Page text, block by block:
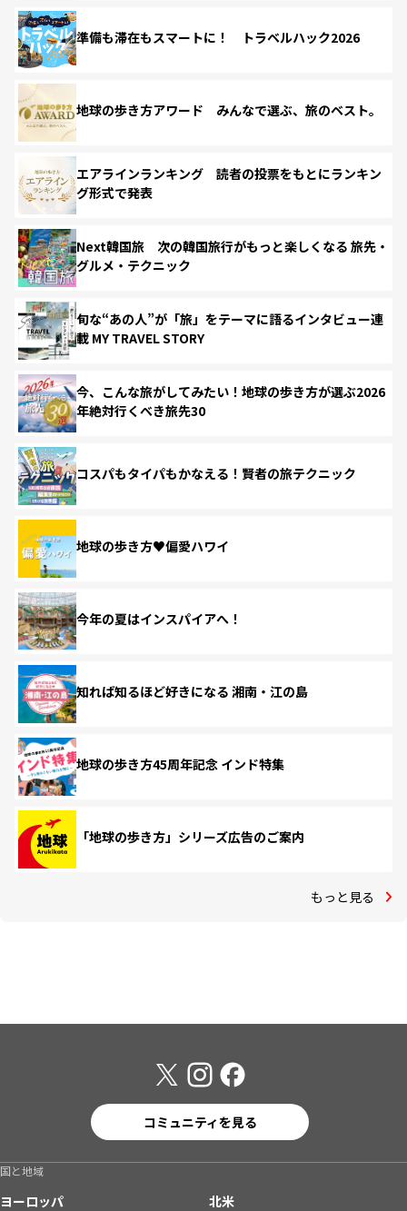
準備も滞在もスマートに！ トラベルハック2026
地球の歩き方アワード みんなで選ぶ、旅のベスト。
エアラインランキング 読者の投票をもとにランキン
グ形式で発表
Next韓国旅 次の韓国旅行がもっと楽しくなる 旅先・
グルメ・テクニック
旬な“あの人”が「旅」をテーマに語るインタビュー連
載 MY TRAVEL STORY
今、こんな旅がしてみたい！地球の歩き方が選ぶ2026
年絶対行くべき旅先30
コスパもタイパもかなえる！賢者の旅テクニック
地球の歩き方♥偏愛ハワイ
今年の夏はインスパイアへ！
知れば知るほど好きになる 湘南・江の島
地球の歩き方45周年記念 インド特集
「地球の歩き方」シリーズ広告のご案内
もっと見る
コミュニティを見る
国と地域
ヨーロッパ
北米